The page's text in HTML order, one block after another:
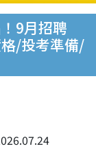
9月招聘
/投考準備/